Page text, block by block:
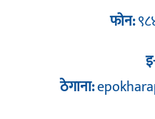
फोन:
ठेगाना: